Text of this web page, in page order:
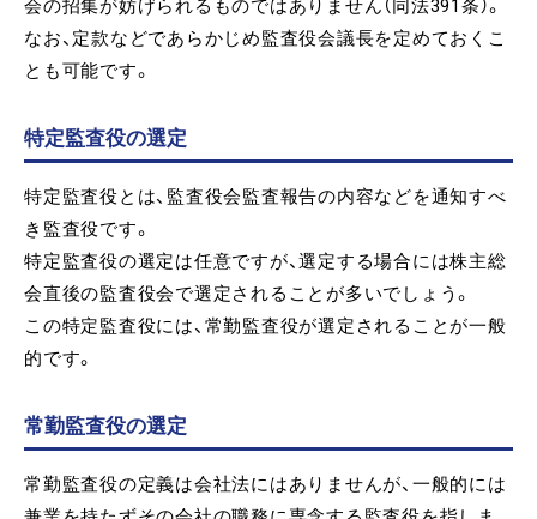
会の招集が妨げられるものではありません（同法391条）。
なお、定款などであらかじめ監査役会議長を定めておくこ
とも可能です。
特定監査役の選定
特定監査役とは、監査役会監査報告の内容などを通知すべ
き監査役です。
特定監査役の選定は任意ですが、選定する場合には株主総
会直後の監査役会で選定されることが多いでしょう。
この特定監査役には、常勤監査役が選定されることが一般
的です。
常勤監査役の選定
常勤監査役の定義は会社法にはありませんが、一般的には